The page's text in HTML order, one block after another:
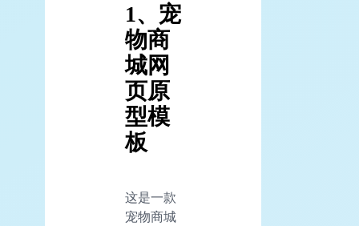
1、宠
物商
城网
页原
型模
板
这是一款
宠物商城